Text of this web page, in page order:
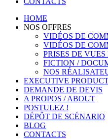
HOME
NOS OFFRES
VIDÉOS DE
VIDÉOS DE
PRISES DE VUES
FICTION /
NOS
EXECUTIVE
DEMANDE DE DEVIS
A PROPOS / ABOUT
POSTULEZ !
DÉPÔT DE SCÉNARIO
BLOG
CONTACTS